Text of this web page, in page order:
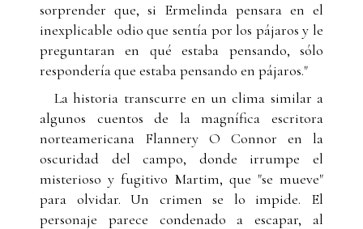
sorprender que, si Ermelinda pensara en el
inexplicable odio que sentía por los pájaros y le
preguntaran en qué estaba pensando, sólo
respondería que estaba pensando en pájaros."
La historia transcurre en un clima similar a
algunos cuentos de la magnífica escritora
norteamericana Flannery O Connor en la
oscuridad del campo, donde irrumpe el
misterioso y fugitivo Martim, que "se mueve"
para olvidar. Un crimen se lo impide. El
personaje parece condenado a escapar, al